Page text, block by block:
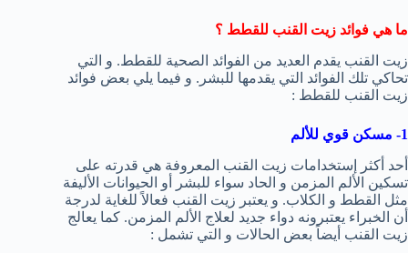
ما هي فوائد زيت القنب للقطط ؟
زيت القنب يقدم العديد من الفوائد الصحية للقطط. و التي
تحاكي تلك الفوائد التي يقدمها للبشر. و فيما يلي بعض فوائد
زيت القنب للقطط :
1- مسكن قوي للألم
أحد أكثر إستخدامات زيت القنب المعروفة هي قدرته على
تسكين الألم المزمن و الحاد سواء للبشر أو الحيوانات الأليفة
مثل القطط و الكلاب. و يعتبر زيت القنب فعالاً للغاية لدرجة
أن الخبراء يعتبرونه دواء جديد لعلاج الألم المزمن. كما يعالج
زيت القنب أيضاً بعض الحالات و التي تشمل :